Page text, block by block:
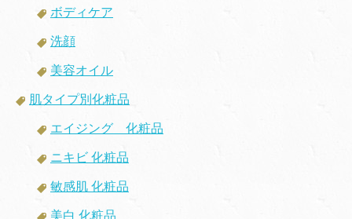
ボディケア
洗顔
美容オイル
肌タイプ別化粧品
エイジング 化粧品
ニキビ 化粧品
敏感肌 化粧品
美白 化粧品